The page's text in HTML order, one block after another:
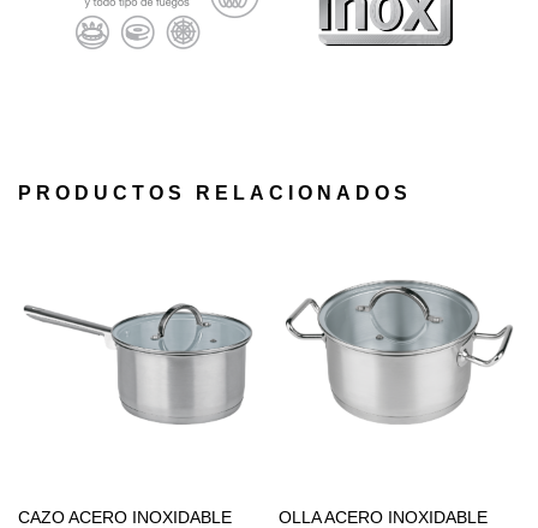
PRODUCTOS RELACIONADOS
CAZO ACERO INOXIDABLE
OLLA ACERO INOXIDABLE